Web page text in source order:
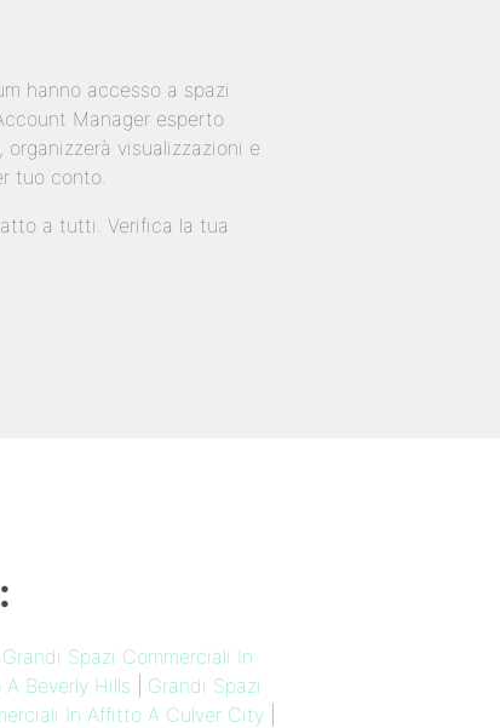
hanno accesso a spazi
Manager esperto
visualizzazioni e
tuo conto.
a tutti. Verifica la tua
Grandi Spazi Commerciali In
Beverly Hills
Grandi Spazi
In Affitto A Culver City